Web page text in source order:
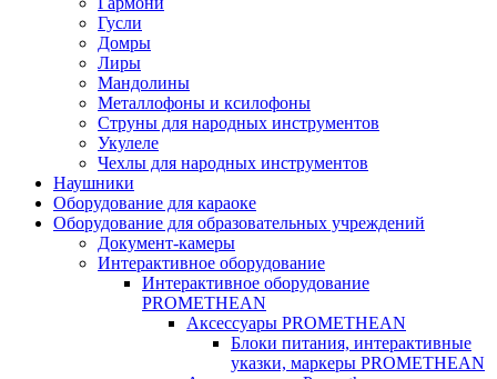
Гусли
Домры
Лиры
Мандолины
Металлофоны и ксилофоны
Струны для народных инструментов
Укулеле
Чехлы для народных инструментов
Наушники
Оборудование для караоке
Оборудование для образовательных учреждений
Документ-камеры
Интерактивное оборудование
Интерактивное оборудование
PROMETHEAN
Аксессуары PROMETHEAN
Блоки питания, интерактивные
указки, маркеры PROMETHEAN